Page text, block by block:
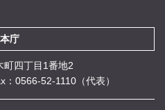
本庁
四丁目1番地2
：0566-52-1110（代表）